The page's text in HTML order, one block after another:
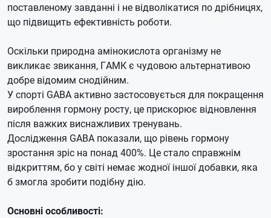
поставленому завданні і не відволікатися по дрібницях,
що підвищить ефективність роботи.
Оскільки природна амінокислота організму не
викликає звикання, ГАМК є чудовою альтернативою
добре відомим снодійним.
У спорті GABA активно застосовується для покращення
вироблення гормону росту, це прискорює відновлення
після важких виснажливих тренувань.
Дослідження GABA показали, що рівень гормону
зростання зріс на понад 400%. Це стало справжнім
відкриттям, бо у світі немає жодної іншої добавки, яка
б змогла зробити подібну дію.
Основні особливості: